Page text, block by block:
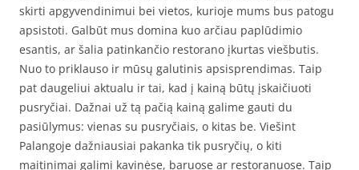
skirti apgyvendinimui bei vietos, kurioje mums bus patogu
apsistoti. Galbūt mus domina kuo arčiau paplūdimio
esantis, ar šalia patinkančio restorano įkurtas viešbutis.
Nuo to priklauso ir mūsų galutinis apsisprendimas. Taip
pat daugeliui aktualu ir tai, kad į kainą būtų įskaičiuoti
pusryčiai. Dažnai už tą pačią kainą galime gauti du
pasiūlymus: vienas su pusryčiais, o kitas be. Viešint
Palangoje dažniausiai pakanka tik pusryčių, o kiti
maitinimai galimi kavinėse, baruose ar restoranuose. Taip